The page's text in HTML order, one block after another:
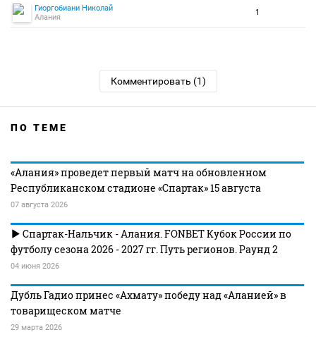
Гиоргобиани Николай
Алания
1
Комментировать (1)
ПО ТЕМЕ
«Алания» проведет первый матч на обновленном
Республиканском стадионе «Спартак» 15 августа
07 августа 2026
Спартак-Нальчик - Алания. FONBET Кубок России по
футболу сезона 2026 - 2027 гг. Путь регионов. Раунд 2
04 июня 2026
Дубль Гадио принес «Ахмату» победу над «Аланией» в
товарищеском матче
29 марта 2026